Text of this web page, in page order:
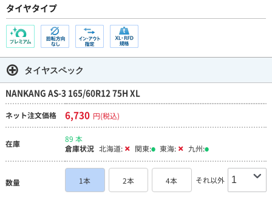
タイヤタイプ
タイヤスペック
NANKANG AS-3 165/60R12 75H XL
ネット注文価格 6,730 円(税込)
在庫
89 本
倉庫状況 北海道: 関東: 東海: 九州:
数量 1本 2本 4本 それ以外